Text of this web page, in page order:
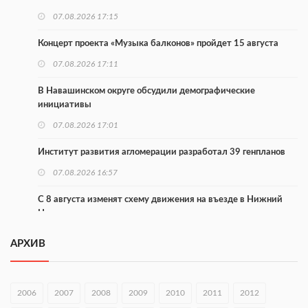
07.08.2026 17:15
Концерт проекта «Музыка балконов» пройдет 15 августа
07.08.2026 17:11
В Навашинском округе обсудили демографические
инициативы
07.08.2026 17:01
Институт развития агломерации разработал 39 генпланов
07.08.2026 16:57
С 8 августа изменят схему движения на въезде в Нижний
Новгород
В Нижегородской области прошло заседание АТК и
07.08.2026 14:54
АРХИВ
2006 2007 2008 2009 2010 2011 2012